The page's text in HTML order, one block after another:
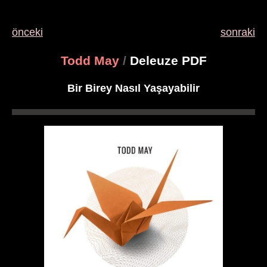
önceki sonraki
Todd May /Deleuze PDF
Bir Birey Nasıl Yaşayabilir